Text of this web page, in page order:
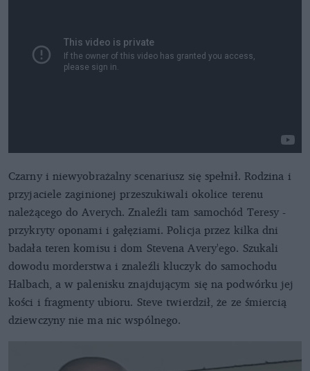
Czarny i niewyobrażalny scenariusz się spełnił. Rodzina i
przyjaciele zaginionej przeszukiwali okolice terenu
należącego do Averych. Znaleźli tam samochód Teresy -
przykryty oponami i gałęziami. Policja przez kilka dni
badała teren komisu i dom Stevena Avery'ego. Szukali
dowodu morderstwa i znaleźli kluczyk do samochodu
Halbach, a w palenisku znajdującym się na podwórku jej
kości i fragmenty ubioru. Steve twierdził, że ze śmiercią
dziewczyny nie ma nic wspólnego.